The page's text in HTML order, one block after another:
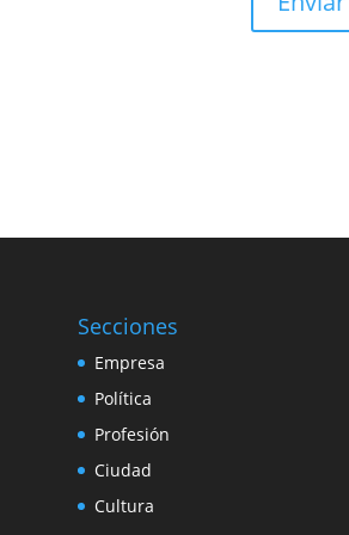
Secciones
Empresa
Política
Profesión
Ciudad
Cultura